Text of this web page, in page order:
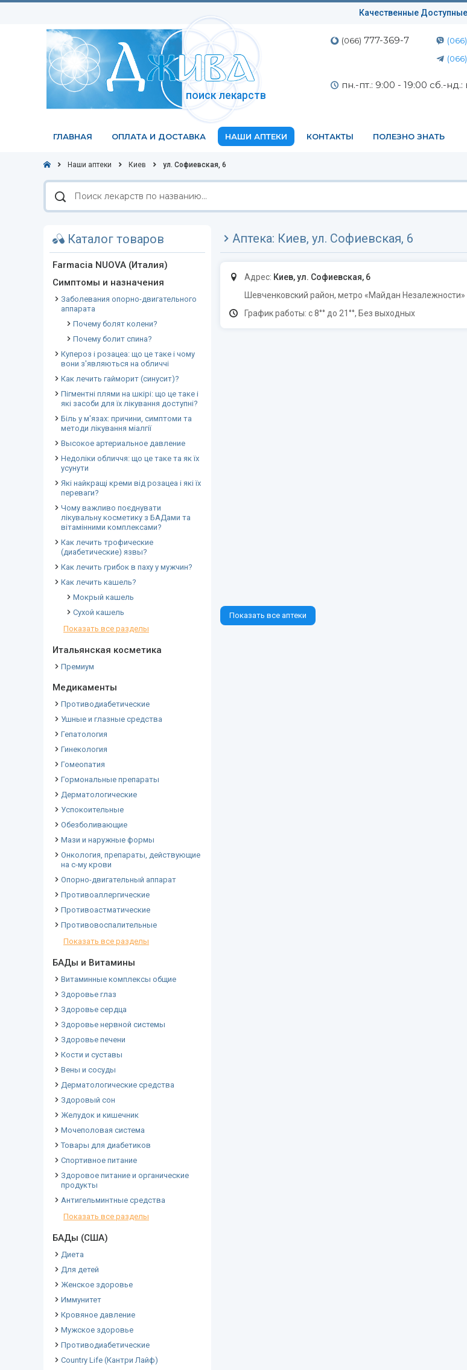
Качественные
поиск лекарств
(066) 777-369-7 (066)
(066)
пн.-пт.: 9:00 - 19:00 сб.-нд.:
ГЛАВНАЯ ОПЛАТА И ДОСТАВКА НАШИ АПТЕКИ КОНТАКТЫ ПОЛЕЗНО ЗНАТЬ
Наши аптеки Киев ул. Софиевская, 6
Поиск
лекарств
по
Каталог товаров
Farmacia NUOVA (Италия)
Симптомы и назначения
Заболевания опорно-двигательного
аппарата
Почему болят колени?
Почему болит спина?
Купероз і розацеа: що це таке і чому
вони з'являються на обличчі
Как лечить гайморит (синусит)?
Пігментні плями на шкірі: що це таке і
які засоби для їх лікування доступні?
Біль у м'язах: причини, симптоми та
методи лікування міалгії
Высокое артериальное давление
Недоліки обличчя: що це таке та як їх
усунути
Які найкращі креми від розацеа і які їх
переваги?
Чому важливо поєднувати
лікувальну косметику з БАДами та
вітамінними комплексами?
Как лечить трофические
(диабетические) язвы?
Как лечить грибок в паху у мужчин?
Как лечить кашель?
Мокрый кашель
Сухой кашель
Показать все разделы
Итальянская косметика
Премиум
Медикаменты
Противодиабетические
Ушные и глазные средства
Гепатология
Гинекология
Гомеопатия
Гормональные препараты
Дерматологические
Успокоительные
Обезболивающие
Мази и наружные формы
Онкология, препараты, действующие
на с-му крови
Опорно-двигательный аппарат
Противоаллергические
Противоастматические
Противовоспалительные
Показать все разделы
БАДы и Витамины
Витаминные комплексы общие
Здоровье глаз
Здоровье сердца
Здоровье нервной системы
Здоровье печени
Кости и суставы
Вены и сосуды
Дерматологические средства
Здоровый сон
Желудок и кишечник
Мочеполовая система
Товары для диабетиков
Спортивное питание
Здоровое питание и органические
продукты
Антигельминтные средства
Показать все разделы
БАДы (США)
Диета
Для детей
Женское здоровье
Иммунитет
Кровяное давление
Мужское здоровье
Противодиабетические
Country Life (Кантри Лайф)
Аптека: Киев, ул. Софиевская, 6
Адрес: Киев, ул. Софиевская, 6
Шевченковский район, метро «Майдан Незалежности»
График работы: с 8°° до 21°°, Без выходных
Показать все аптеки